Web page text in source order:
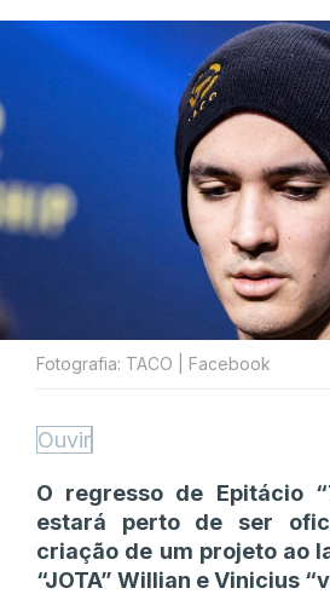
Fotografia: TACO | Facebook
Ouvir
O regresso de Epitácio
estará perto de ser
criação de um projeto ao
“JOTA” Willian e Vinicius